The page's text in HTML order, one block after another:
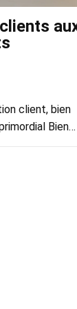
client, bien
Bien…